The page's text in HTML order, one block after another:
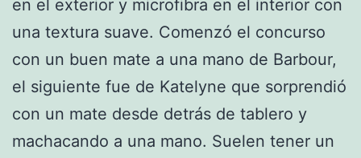
en el exterior y microfibra en el interior con
una textura suave. Comenzó el concurso
con un buen mate a una mano de Barbour,
el siguiente fue de Katelyne que sorprendió
con un mate desde detrás de tablero y
machacando a una mano. Suelen tener un